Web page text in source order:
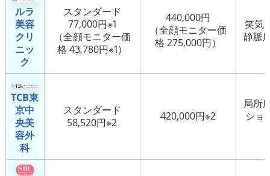
ルラ
美容
クリ
ニッ
ク
スタンダード
77,000円※1
（全顔モニター価
格 43,780円※1）
440,000円
（全顔モニター価
格 275,000円）
笑気
静脈
TCB東
京中
央美
容外
科
スタンダード
58,520円※2
420,000円※2
局所
ショ